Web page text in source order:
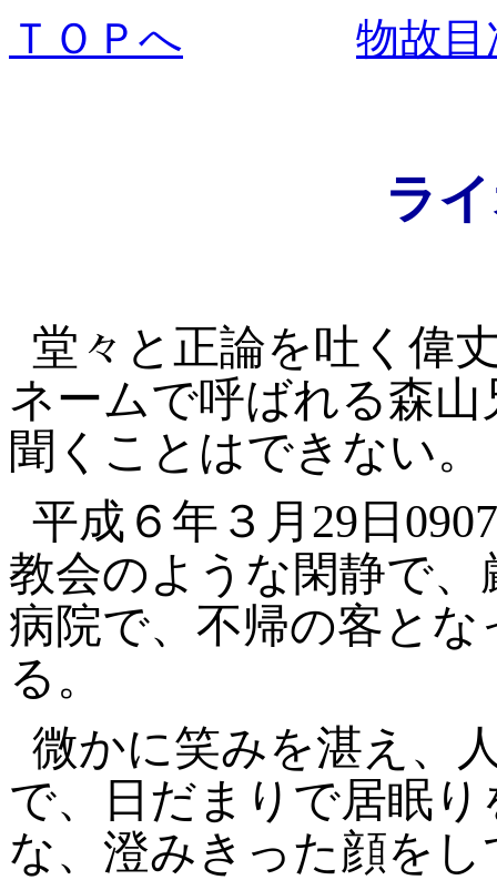
ＴＯＰへ 物故目
ラ
堂々と正論を吐く偉
ネームで呼ばれる森
聞くことはできない。
平成６年３月29日
教会のような閑静で
病院で、不帰の客と
る。
微かに笑みを湛え、
で、日だまりで居眠
な、澄みきった顔を